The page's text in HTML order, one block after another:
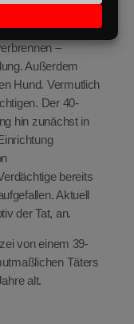
steht der
zu haben. Die
–
Außerdem
Hund. Vermutlich
Der 40-
hin zunächst in
bereits
Aktuell
der Tat, an.
von einem 39-
Täters
alt.